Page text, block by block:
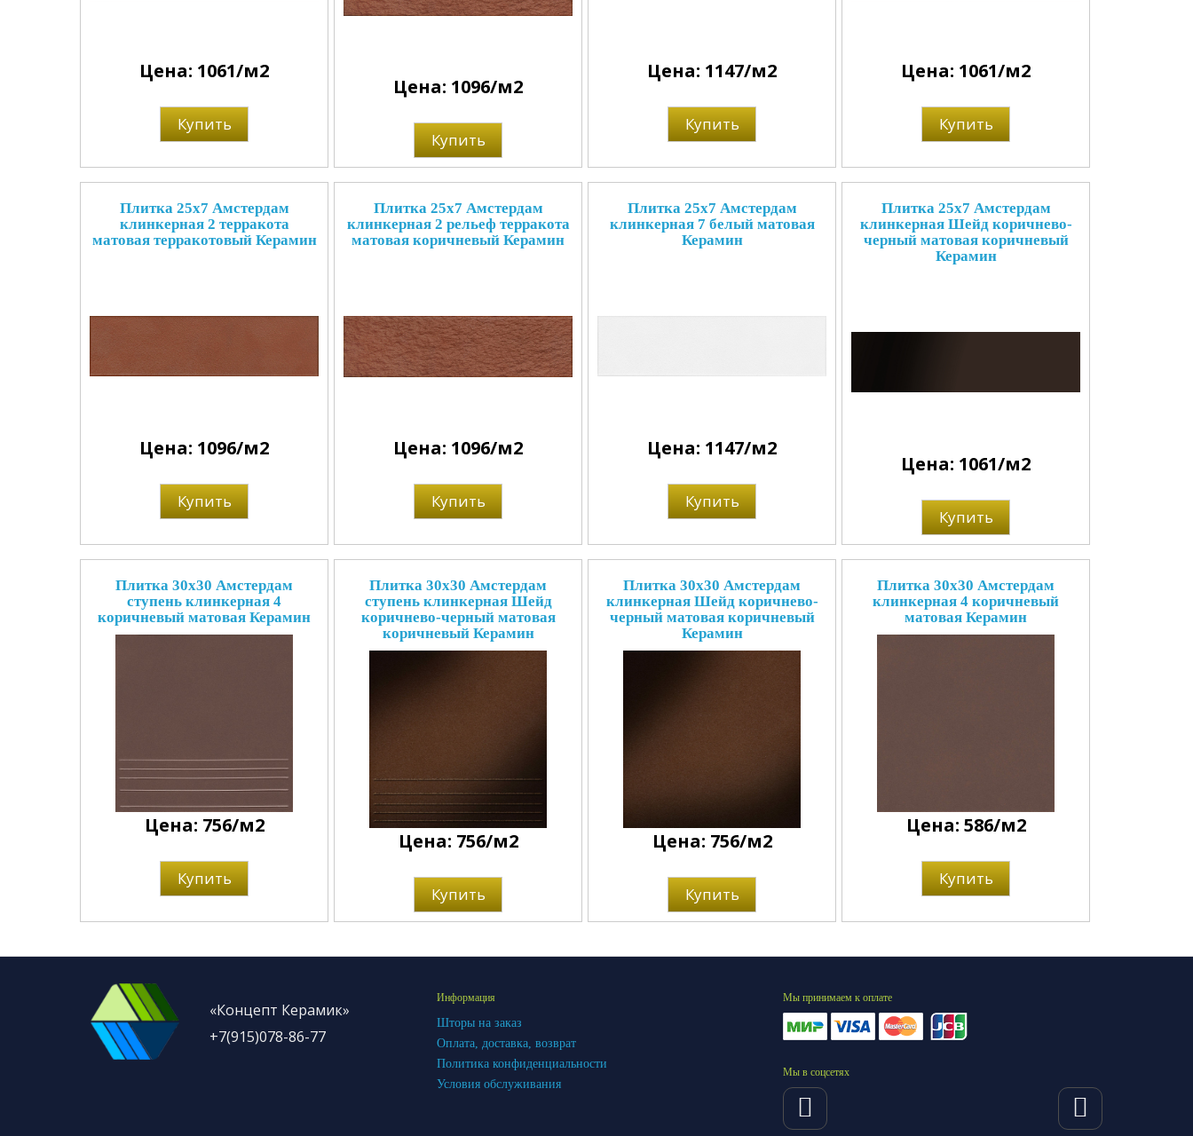
Цена: 1061/м2
Купить
Цена: 1096/м2
Купить
Цена: 1147/м2
Купить
Цена: 1061/м2
Купить
Плитка 25x7 Амстердам
клинкерная 2 терракота
матовая терракотовый Керамин
Цена: 1096/м2
Купить
Плитка 25x7 Амстердам
клинкерная 2 рельеф терракота
матовая коричневый Керамин
Цена: 1096/м2
Купить
Плитка 25x7 Амстердам
клинкерная 7 белый матовая
Керамин
Цена: 1147/м2
Купить
Плитка 25x7 Амстердам
клинкерная Шейд коричнево-
черный матовая коричневый
Керамин
Цена: 1061/м2
Купить
Плитка 30x30 Амстердам
ступень клинкерная 4
коричневый матовая Керамин
Цена: 756/м2
Купить
Плитка 30x30 Амстердам
ступень клинкерная Шейд
коричнево-черный матовая
коричневый Керамин
Цена: 756/м2
Купить
Плитка 30x30 Амстердам
клинкерная Шейд коричнево-
черный матовая коричневый
Керамин
Цена: 756/м2
Купить
Плитка 30x30 Амстердам
клинкерная 4 коричневый
матовая Керамин
Цена: 586/м2
Купить
«Концепт Керамик»
+7(915)078-86-77
Информация
Шторы на заказ
Оплата, доставка, возврат
Политика конфиденциальности
Условия обслуживания
Мы принимаем к оплате
Мы в соцсетях